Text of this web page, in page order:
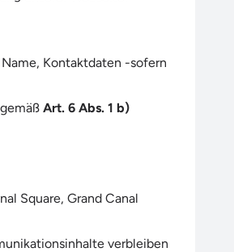
Kontaktdaten -sofern
Art. 6 Abs. 1 b)
Square, Grand Canal
verbleiben